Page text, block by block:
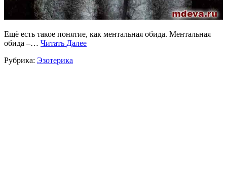
Ещё есть такое понятие, как ментальная обида. Ментальная
обида –… Читать Далее
Рубрика: Эзотерика